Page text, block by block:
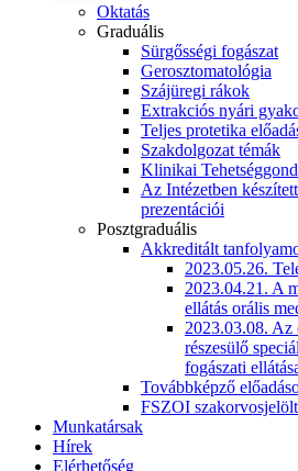
Oktatás
Graduális
Sürgősségi fogászat
Gerosztomatológia
Szájüregi rákok
Extrakciós nyári
Teljes protetika
Szakdolgozat témák
Klinikai
Az Intézetben
prezentációi
Posztgraduális
Akkreditált
2023.05.26.
2023.04.21. A
ellátás orális
2023.03.08. Az
részesülő
fogászati
Továbbképző
FSZOI
Munkatársak
Hírek
Elérhetőség